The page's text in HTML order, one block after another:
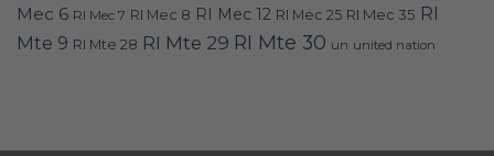
Mec 6 RI Mec 7 RI Mec 8 RI Mec 12 RI Mec 25 RI Mec 35 RI
Mte 9 RI Mte 28 RI Mte 29 RI Mte 30 un united nation